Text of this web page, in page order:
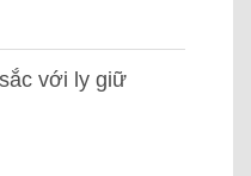
với ly giữ